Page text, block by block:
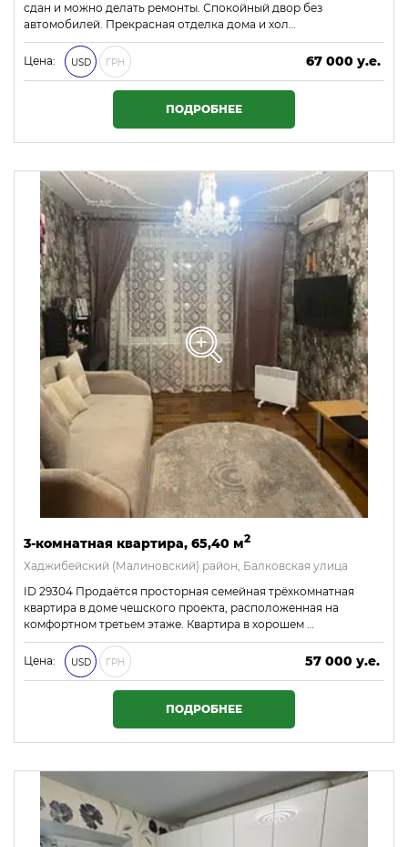
сдан и можно делать ремонты. Спокойный двор без
автомобилей. Прекрасная отделка дома и хол…
Цена: USD ГРН
67 000 у.е.
2 881 000 ₴
ПОДРОБНЕЕ
3-комнатная квартира, 65,40 м2
Хаджибейский (Малиновский) район, Балковская улица
ID 29304 Продаётся просторная семейная трёхкомнатная
квартира в доме чешского проекта, расположенная на
комфортном третьем этаже. Квартира в хорошем …
Цена: USD ГРН
57 000 у.е.
2 451 000 ₴
ПОДРОБНЕЕ